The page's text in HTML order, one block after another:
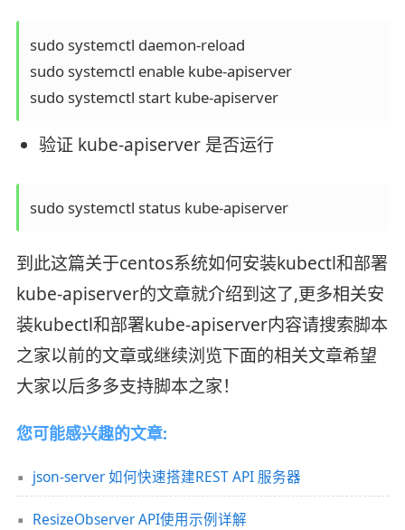
sudo systemctl daemon-reload
sudo systemctl enable kube-apiserver
sudo systemctl start kube-apiserver
验证 kube-apiserver 是否运行
sudo systemctl status kube-apiserver
到此这篇关于centos系统如何安装kubectl和部署
kube-apiserver的文章就介绍到这了,更多相关安
装kubectl和部署kube-apiserver内容请搜索脚本
之家以前的文章或继续浏览下面的相关文章希望
大家以后多多支持脚本之家！
您可能感兴趣的文章:
json-server 如何快速搭建REST API 服务器
ResizeObserver API使用示例详解